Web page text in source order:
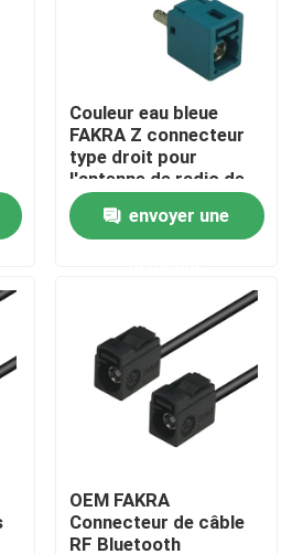
de FAKRA
Couleur eau bleue
FAKRA Z connecteur
type droit pour
l'antenne de radio de
voiture
envoyer une
OEM FAKRA
Connecteur de câble
RF Bluetooth